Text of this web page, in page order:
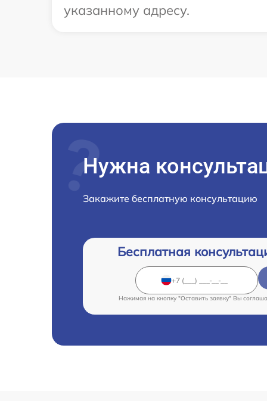
указанному адресу.
Нужна
Закажите бесплатную консультацию
Бесплатная
Нажимая на кнопку "Оставить заявку" Вы